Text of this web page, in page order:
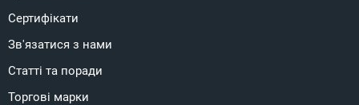
Сертифікати
Зв'язатися з нами
Статті та поради
Торгові марки